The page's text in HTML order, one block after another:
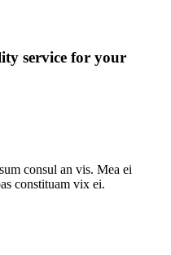
service for your
consul an vis. Mea ei
constituam vix ei.